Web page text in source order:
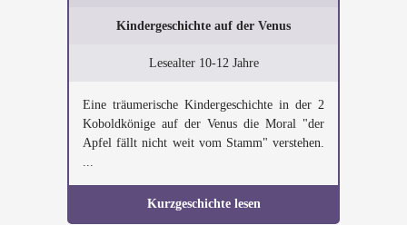
Kindergeschichte auf der Venus
Lesealter 10-12 Jahre
Eine träumerische Kindergeschichte in der 2
Koboldkönige auf der Venus die Moral "der
Apfel fällt nicht weit vom Stamm" verstehen.
...
Kurzgeschichte lesen